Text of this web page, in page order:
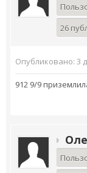
26
Опубликовано: 3
912 9/9